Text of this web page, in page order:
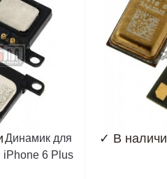
Динамик для
iPhone 6 Plus
✓ В